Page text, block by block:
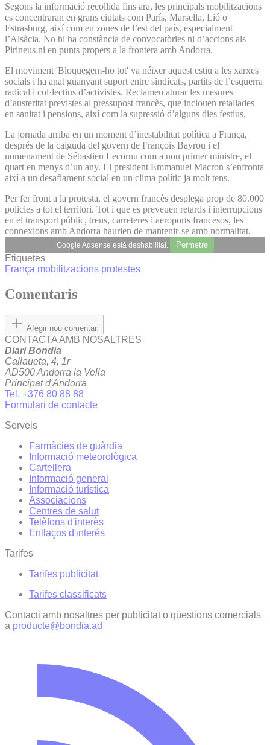
Segons la informació recollida fins ara, les principals mobilitzacions
es concentraran en grans ciutats com París, Marsella, Lió o
Estrasburg, així com en zones de l’est del país, especialment
l’Alsàcia. No hi ha constància de convocatòries ni d’accions als
Pirineus ni en punts propers a la frontera amb Andorra.
El moviment 'Bloquegem-ho tot' va néixer aquest estiu a les xarxes
socials i ha anat guanyant suport entre sindicats, partits de l’esquerra
radical i col·lectius d’activistes. Reclamen aturar les mesures
d’austeritat previstes al pressupost francès, que inclouen retallades
en sanitat i pensions, així com la supressió d’alguns dies festius.
La jornada arriba en un moment d’inestabilitat política a França,
després de la caiguda del govern de François Bayrou i el
nomenament de Sébastien Lecornu com a nou primer ministre, el
quart en menys d’un any. El president Emmanuel Macron s’enfronta
així a un desafiament social en un clima polític ja molt tens.
Per fer front a la protesta, el govern francès desplega prop de 80.000
policies a tot el territori. Tot i que es preveuen retards i interrupcions
en el transport públic, trens, carreteres i aeroports francesos, les
connexions amb Andorra haurien de mantenir-se amb normalitat.
Google Adsense està deshabilitat. Permetre
Etiquetes
França mobilitzacions protestes
Comentaris
Afegir nou comentari
CONTACTA AMB NOSALTRES
Diari Bondia
Callaueta, 4, 1r
AD500 Andorra la Vella
Principat d'Andorra
Tel. +376 80 88 88
Formulari de contacte
Serveis
Farmàcies de guàrdia
Informació meteorològica
Cartellera
Informació general
Informació turística
Associacions
Centres de salut
Telèfons d'interès
Enllaços d'interés
Tarifes
Tarifes publicitat
Tarifes classificats
Contacti amb nosaltres per publicitat o qüestions comercials
a producte@bondia.ad